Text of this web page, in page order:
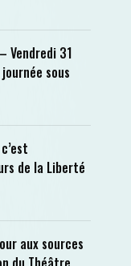
Vendredi 31
sous
de la Liberté
aux sources